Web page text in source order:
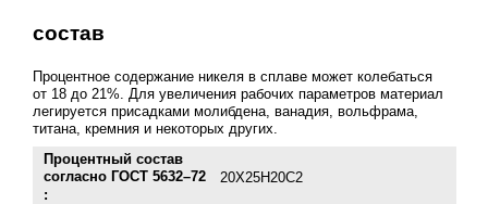
состав
Процентное содержание никеля в сплаве может колебаться
от 18 до 21%. Для увеличения рабочих параметров материал
легируется присадками молибдена, ванадия, вольфрама,
титана, кремния и некоторых других.
Процентный состав
согласно ГОСТ 5632–72
:
20Х25Н20С2